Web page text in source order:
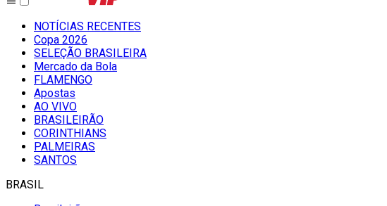
NOTÍCIAS RECENTES
Copa 2026
SELEÇÃO BRASILEIRA
Mercado da Bola
FLAMENGO
Apostas
AO VIVO
BRASILEIRÃO
CORINTHIANS
PALMEIRAS
SANTOS
BRASIL